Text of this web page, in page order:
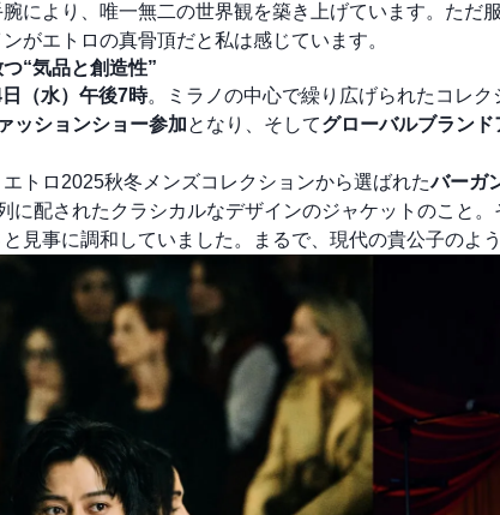
により、唯一無二の世界観を築き上げています。ただ
がエトロの真骨頂だと私は感じています。
“気品と創造性”
（水）午後7時。ミラノの中心で繰り広げられたコレ
ッションショー参加となり、そしてグローバルブラン
トロ2025秋冬メンズコレクションから選ばれたバーガ
に配されたクラシカルなデザインのジャケットのこと
見事に調和していました。まるで、現代の貴公子のよ